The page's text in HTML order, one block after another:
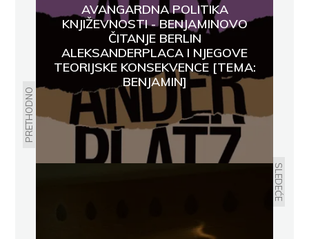
PRETHODNO
AVANGARDNA POLITIKA
KNJIŽEVNOSTI - BENJAMINOVO
ČITANJE BERLIN
ALEKSANDERPLACA I NJEGOVE
TEORIJSKE KONSEKVENCE [TEMA:
BENJAMIN]
SLEDEĆE